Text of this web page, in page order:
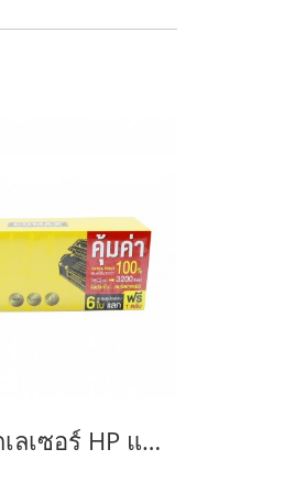
ตลับหมึกเลเซอร์ HP และ Canon รุ่น CE285A/CB435ACanon 325/312/313/125/712/713/725-JUMBO